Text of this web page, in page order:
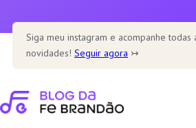
para
Siga meu instagram e acompanhe todas
novidades!Seguir agora ↣